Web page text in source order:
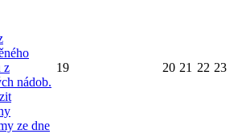
z
nádob.
ze dne
19 20 21 22 23